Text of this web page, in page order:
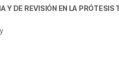
Y DE REVISIÓN EN LA PRÓTESIS